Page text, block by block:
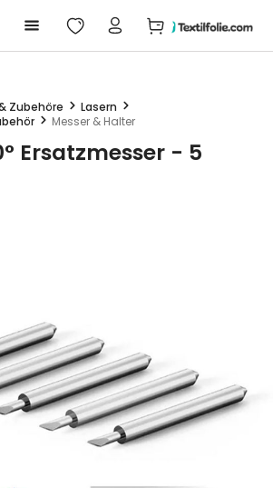
Zubehöre
Lasern
Messer & Halter
Ersatzmesser - 5